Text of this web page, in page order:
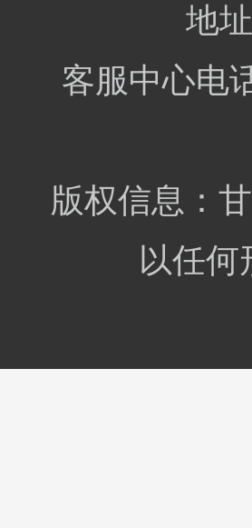
贾永娟
地
客服中心电
版权信息：
以任